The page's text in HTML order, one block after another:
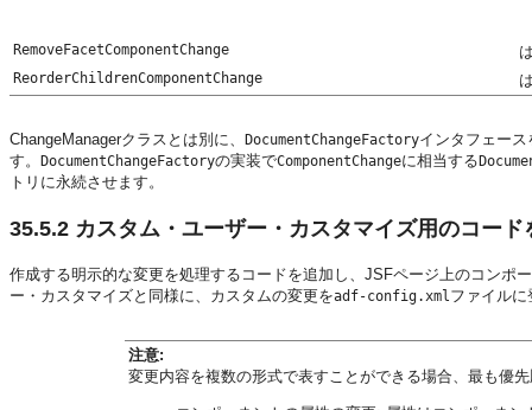
RemoveFacetComponentChange
ReorderChildrenComponentChange
ChangeManagerクラスとは別に、 DocumentChangeFactoryインタフェー
す。
DocumentChangeFactoryの実装でComponentChangeに相当する
トリに永続させます。
35.5.2 カスタム・ユーザー・カスタマイズ用のコード
作成する明示的な変更を処理するコードを追加し、JSFページ上のコンポ
ー・カスタマイズと同様に、カスタムの変更をadf-config.xmlファイル
注意:
変更内容を複数の形式で表すことができる場合、最も優